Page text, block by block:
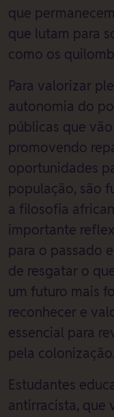
que
que lutam para
como os
Para valorizar
autonomia do
públicas que
promovendo
oportunidades
população, são
a filosofia
importante
para o passado
de resgatar o
um futuro mais
reconhecer e
essencial para
pela colonização.
Estudantes
antirracista, que